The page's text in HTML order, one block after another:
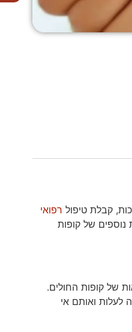
קבלת טיפול רפואי
נוספים של קופות
של קופות החולים.
לעלות ואותם אי